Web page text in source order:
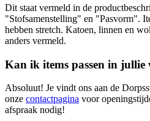
Dit staat vermeld in de
"Stofsamenstelling" en "Pasvorm".
hebben stretch. Katoen, linnen en
anders vermeld.
Kan ik items passen in jullie
Absoluut! Je vindt ons aan de
onze contactpagina voor
afspraak nodig!